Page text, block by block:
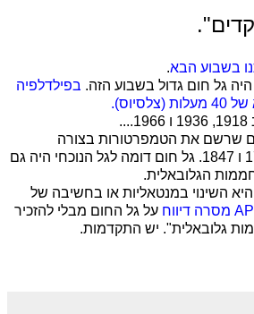
בשבוע הבא.
גל חום גדול בשבוע הזה. בפילדלפיה
שרשם את הטמפרטורות בצורה
מפורטת בין השנים 1790 ו 1847. גל חום דומה לגל הנוכחי היה גם
השינוי במנטאליות או בחשיבה של
AP מסרה דיווח על גל החום מבלי להזכיר
גלובאלית". יש התקדמות.